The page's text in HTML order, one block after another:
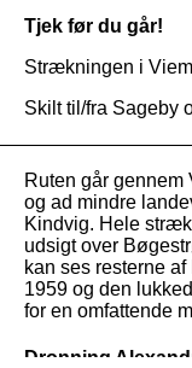
Vejledning
Tjek før du går!
Strækningen i
Skilt til/fra Sageby
Ruten går
og ad mindre
Kindvig. Hele
udsigt over
kan ses resterne
1959 og den
for en omfattende
Dronning